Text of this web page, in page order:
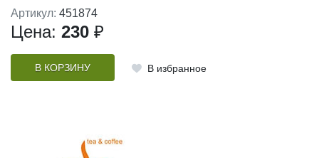
Артикул: 451874
Цена: 230 ₽
В КОРЗИНУ В избранное